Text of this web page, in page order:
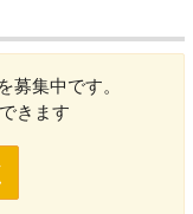
募集中です。
きます